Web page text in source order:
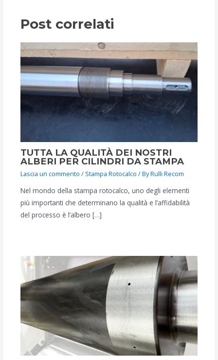
Post correlati
TUTTA LA QUALITÀ DEI NOSTRI
ALBERI PER CILINDRI DA STAMPA
Lascia un commento / Stampa Rotocalco / ByRulli Recom
Nel mondo della stampa rotocalco, uno degli elementi
più importanti che determinano la qualità e l’affidabilità
del processo è l’albero […]